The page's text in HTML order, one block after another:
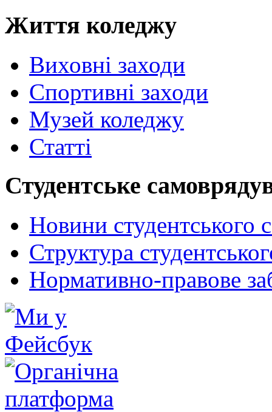
Життя коледжу
Виховні заходи
Спортивні заходи
Музей коледжу
Статті
Студентське
Новини студентського
Структура
Нормативно-правове